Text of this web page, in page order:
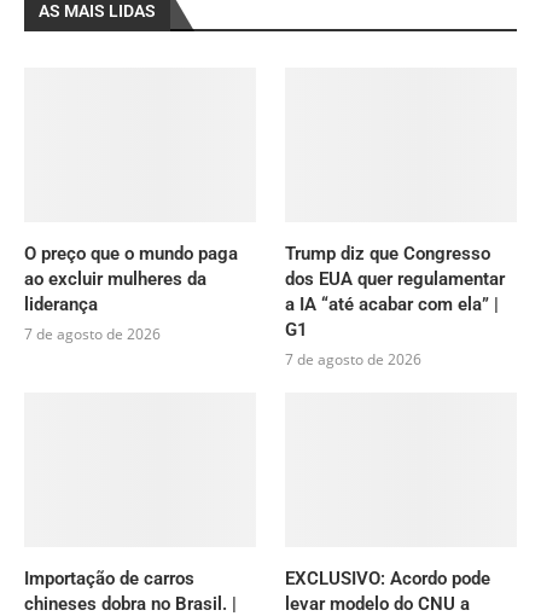
AS MAIS LIDAS
O preço que o mundo paga
ao excluir mulheres da
liderança
7 de agosto de 2026
Trump diz que Congresso
dos EUA quer regulamentar
a IA “até acabar com ela” |
G1
7 de agosto de 2026
Importação de carros
chineses dobra no Brasil. |
EXCLUSIVO: Acordo pode
levar modelo do CNU a